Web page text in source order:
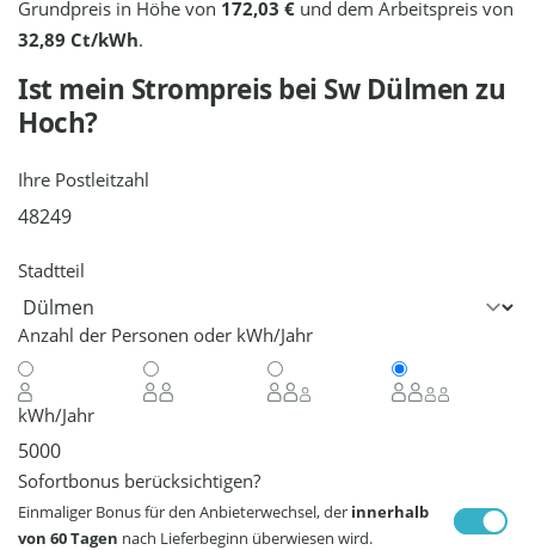
Grundpreis in Höhe von 172,03 € und dem Arbeitspreis von
32,89 Ct/kWh.
Ist mein Strompreis bei Sw Dülmenzu
Hoch?
Ihre Postleitzahl
Stadtteil
Anzahl der Personen oder kWh/Jahr
kWh/Jahr
Sofortbonus berücksichtigen?
Einmaliger Bonus für den Anbieterwechsel, der innerhalb
von 60 Tagen nach Lieferbeginn überwiesen wird.